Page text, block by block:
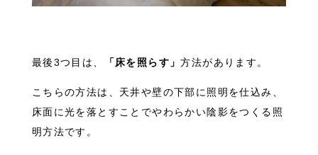
最後3つ目は、 「床を照らす」方法があります。
こちらの方法は、天井や壁の下部に照明を仕込み、
床面に光を落とすことでやわらかい陰影をつくる照
明方法です。